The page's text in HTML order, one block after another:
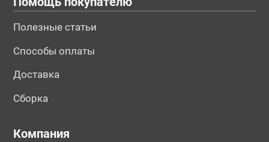
Полезные статьи
Способы оплаты
Доставка
Сборка
Компания